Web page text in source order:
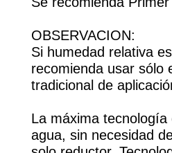
OBSERVACION:
Si humedad relativa
recomienda usar sólo
tradicional de
La máxima
agua, sin necesidad